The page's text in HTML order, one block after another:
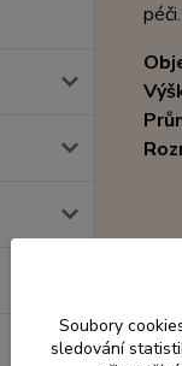
péči.
Soubory
sledování